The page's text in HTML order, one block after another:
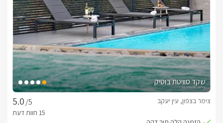
בחלל המרכזי קיים מטבחון מאובזר, פינת ישיבה, מיטה זוגית
וטלוויזיה המחוברת לאינטרנט אלחוטי וכבלי HOT, וחדר רחצה
המופרד באמצעות זכוכית מושחרת. בו מקלחון זוגי חדיש, שירותים
בחלל המרכזי קיים מטבחון מאובזר, פינת ישיבה, מיטה זוגית
וטלוויזיה המחוברת לאינטרנט אלחוטי וכבלי HOT, וחדר רחצה
המופרד באמצעות זכוכית מושחרת. בו מקלחון זוגי חדיש, שירותים
ועמדת כיור עם מגבות וחלוקי רחצה.
שקד סוויטת בוטיק
/5
צימר בצפון, עין יעקב